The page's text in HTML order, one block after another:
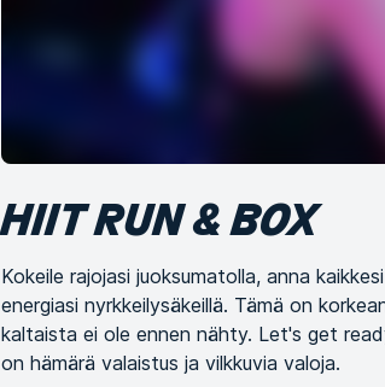
HIIT RUN & BOX
Kokeile rajojasi juoksumatolla, anna
energiasi nyrkkeilysäkeillä. Tämä on
kaltaista ei ole ennen nähty. Let's get
on hämärä valaistus ja vilkkuvia valoja.